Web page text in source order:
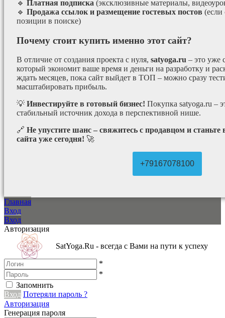
🔹 Платная подписка (эксклюзивные материалы,
🔹 Продажа ссылок и размещение гостевых постов (если
позиции в поиске)
Почему стоит купить именно этот сайт?
В отличие от создания проекта с нуля, satyoga.ru – это уже
который экономит ваше время и деньги на разработку и
ждать месяцев, пока сайт выйдет в ТОП – можно сразу
масштабировать прибыль.
💡 Инвестируйте в готовый бизнес! Покупка satyoga.ru –
стабильный источник дохода в перспективной нише.
🔗 Не упустите шанс – свяжитесь с продавцом и
сайта уже сегодня! 🚀
+79167078100
Главная
Вход
Вход
Авторизация
SatYoga.Ru - всегда с Вами на пути к успеху
*
*
Запомнить
Вход Потеряли пароль ?
Авторизация
Генерация пароля